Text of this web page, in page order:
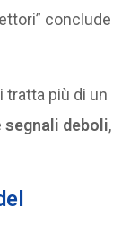
conclude
tratta più di un
segnali deboli,